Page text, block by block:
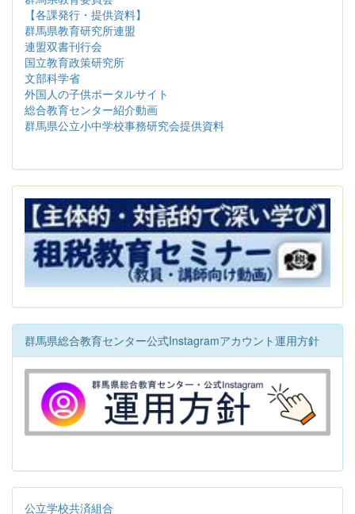
【各課発行・提供資料】
群馬県教育研究所連盟
連盟双書刊行会
国立教育政策研究所
文部科学省
外国人の子供ポータルサイト
総合教育センター紹介動画
群馬県公立小中学校事務研究会提供資料
群馬県総合教育センター公式Instagramアカウント運用方針
公立学校共済組合